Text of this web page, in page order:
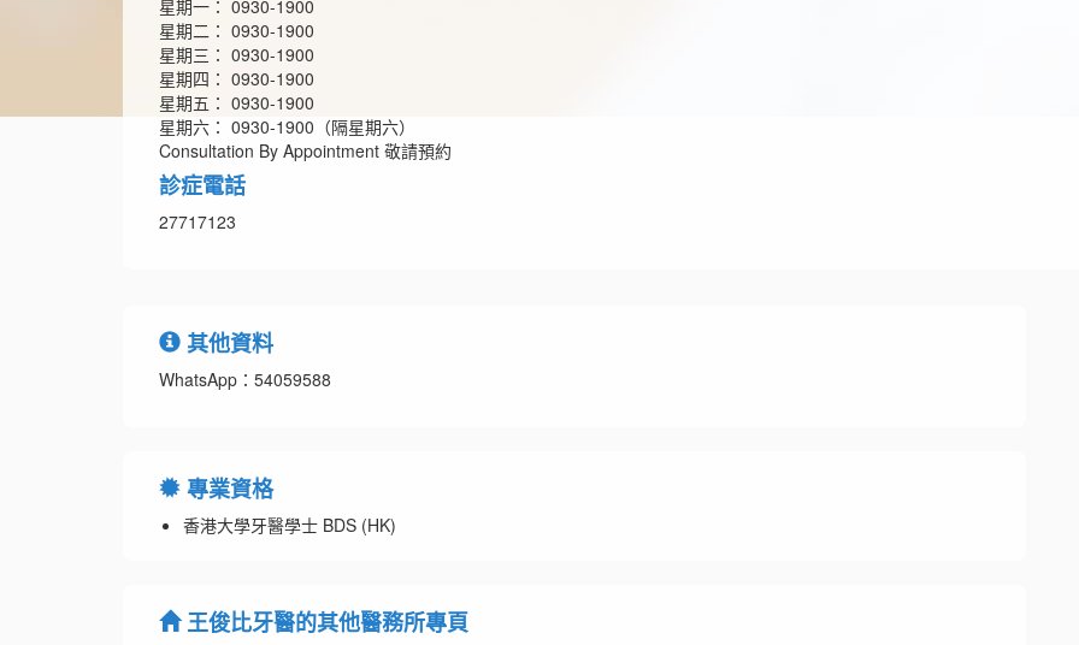
星期一： 0930-1900
星期二： 0930-1900
星期三： 0930-1900
星期四： 0930-1900
星期五： 0930-1900
星期六： 0930-1900（隔星期六）
Consultation By Appointment 敬請預約
診症電話
27717123
其他資料
WhatsApp：54059588
專業資格
香港大學牙醫學士 BDS (HK)
王俊比牙醫的其他醫務所專頁